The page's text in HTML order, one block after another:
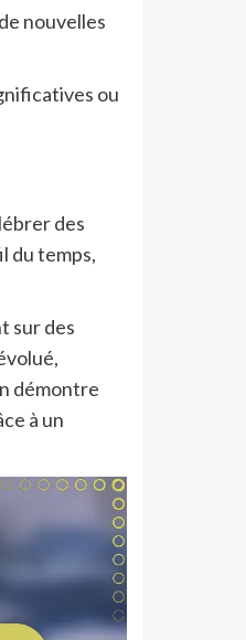
nouvelles
ou
des
du temps,
sur des
démontre
à un